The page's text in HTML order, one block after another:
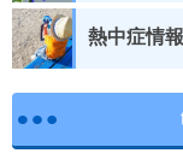
熱中症情報